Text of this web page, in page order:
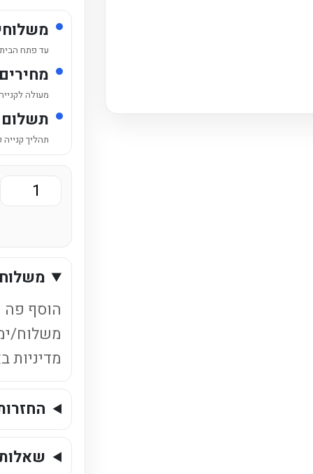
עד פתח
מעולה
תהליך
כמות
פפסי
ישראלי
הוסף פה
משלוח/
מדיניות